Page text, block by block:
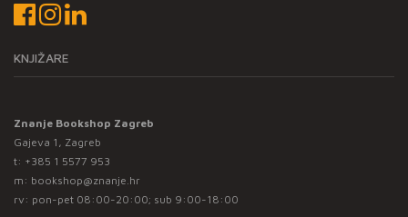
KNJIŽARE
Znanje Bookshop Zagreb
Gajeva 1, Zagreb
t: +385 1 5577 953
m: bookshop@znanje.hr
rv: pon-pet 08:00-20:00; sub 9:00-18:00